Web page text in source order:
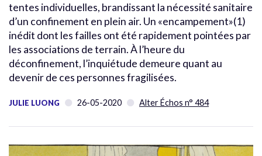
tentes individuelles, brandissant la nécessité sanitaire
d’un confinement en plein air. Un «encampement»(1)
inédit dont les failles ont été rapidement pointées par
les associations de terrain. À l’heure du
déconfinement, l’inquiétude demeure quant au
devenir de ces personnes fragilisées.
JULIE LUONG 26-05-2020 Alter Échos n° 484